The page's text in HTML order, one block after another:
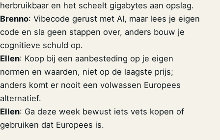
herbruikbaar en het scheelt gigabytes aan opslag.
Brenno: Vibecode gerust met AI, maar lees je eigen
code en sla geen stappen over, anders bouw je
cognitieve schuld op.
Ellen: Koop bij een aanbesteding op je eigen
normen en waarden, niet op de laagste prijs;
anders komt er nooit een volwassen Europees
alternatief.
Ellen: Ga deze week bewust iets vets kopen of
gebruiken dat Europees is.